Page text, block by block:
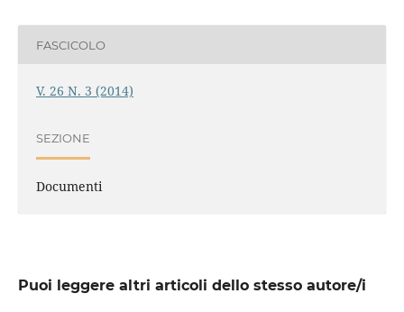
FASCICOLO
V. 26 N. 3 (2014)
SEZIONE
Documenti
Puoi leggere altri articoli dello stesso autore/i